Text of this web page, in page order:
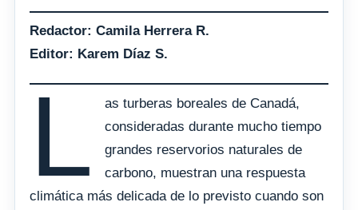
Redactor: Camila Herrera R.
Editor: Karem Díaz S.
L
as turberas boreales de Canadá,
consideradas durante mucho tiempo
grandes reservorios naturales de
carbono, muestran una respuesta
climática más delicada de lo previsto cuando son